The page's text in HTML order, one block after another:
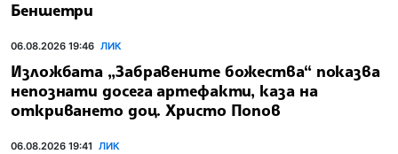
Беншетри
06.08.2026 19:46 ЛИК
Изложбата „Забравените божества“ показва
непознати досега артефакти, каза на
откриването доц. Христо Попов
06.08.2026 19:41 ЛИК